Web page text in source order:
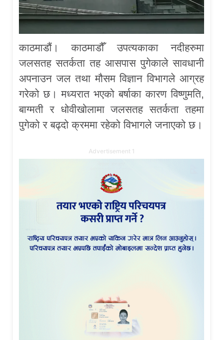
काठमाडौं। काठमाडौँ उपत्यकाका नदीहरुमा
जलसतह सतर्कता तह आसपास पुगेकाले सावधानी
अपनाउन जल तथा मौसम विज्ञान विभागले आग्रह
गरेको छ। मध्यरात भएको बर्षाका कारण विष्णुमति,
बाग्मती र धोवीखोलामा जलसतह सतर्कता तहमा
पुगेको र बढ्दो क्रममा रहेको विभागले जनाएको छ।
Advertisement 1